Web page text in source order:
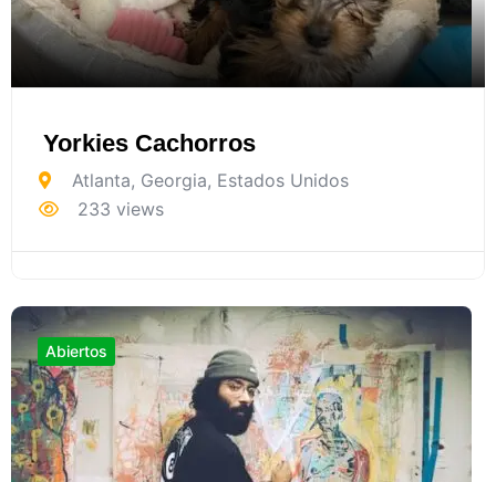
Yorkies Cachorros
Atlanta, Georgia, Estados Unidos
233 views
Abiertos